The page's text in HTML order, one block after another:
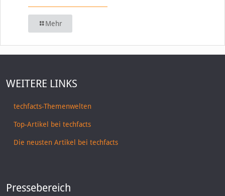
Mehr
WEITERE LINKS
techfacts-Themenwelten
Top-Artikel bei techfacts
Die neusten Artikel bei techfacts
Pressebereich